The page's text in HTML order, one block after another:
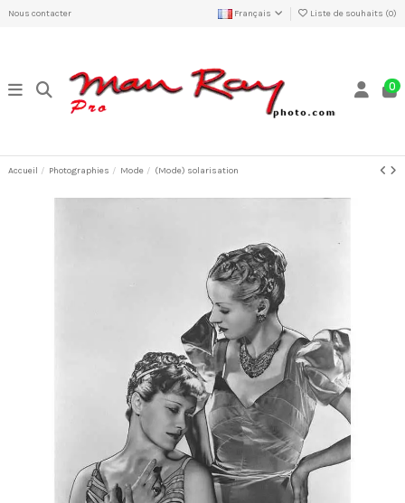
Nous contacter Français Liste de souhaits (0)
0
Accueil Photographies Mode (Mode) solarisation